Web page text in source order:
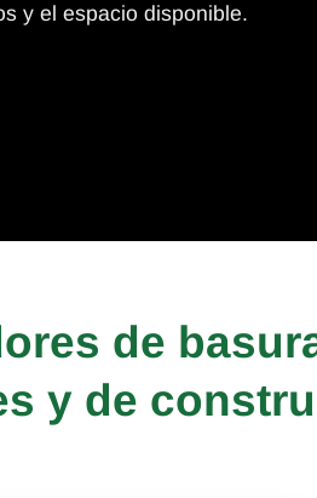
y el espacio disponible.
de
y de